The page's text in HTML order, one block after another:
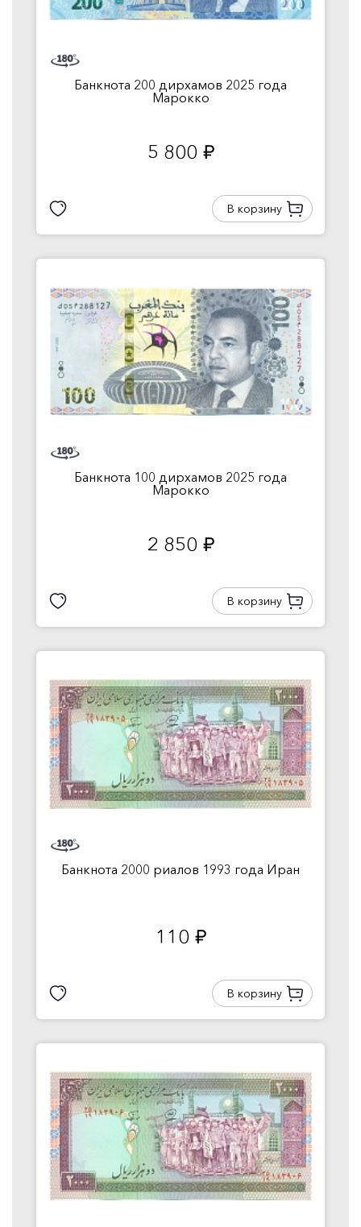
Банкнота 200 дирхамов 2025 года
Марокко
5 800 руб.
В корзину
Банкнота 100 дирхамов 2025 года
Марокко
2 850 руб.
В корзину
Банкнота 2000 риалов 1993 года Иран
110 руб.
В корзину